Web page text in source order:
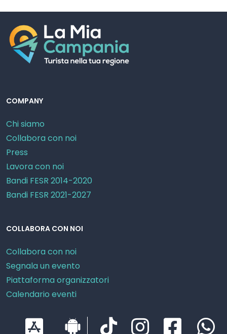
COMPANY
Chi siamo
Collabora con noi
Press
Lavora con noi
Bandi FESR 2014-2020
Bandi FESR 2021-2027
COLLABORA CON NOI
Collabora con noi
Segnala un evento
Piattaforma organizzatori
Calendario eventi